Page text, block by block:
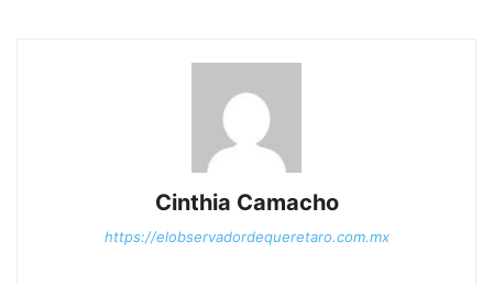
Cinthia Camacho
https://elobservadordequeretaro.com.mx